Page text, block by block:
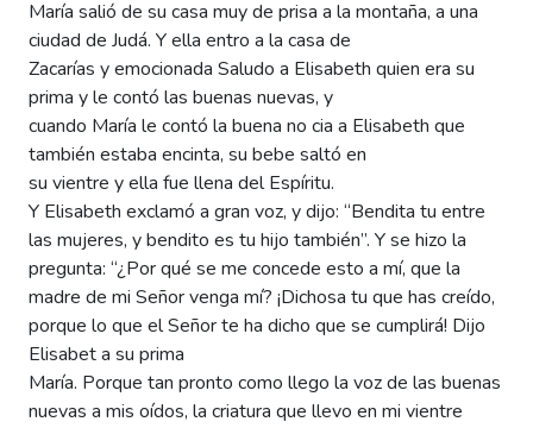
María salió de su casa muy de prisa a la montaña, a una
ciudad de Judá. Y ella entro a la casa de
Zacarías y emocionada Saludo a Elisabeth quien era su
prima y le contó las buenas nuevas, y
cuando María le contó la buena no cia a Elisabeth que
también estaba encinta, su bebe saltó en
su vientre y ella fue llena del Espíritu.
Y Elisabeth exclamó a gran voz, y dijo: “Bendita tu entre
las mujeres, y bendito es tu hijo también”. Y se hizo la
pregunta: “¿Por qué se me concede esto a mí, que la
madre de mi Señor venga mí? ¡Dichosa tu que has creído,
porque lo que el Señor te ha dicho que se cumplirá! Dijo
Elisabet a su prima
María. Porque tan pronto como llego la voz de las buenas
nuevas a mis oídos, la criatura que llevo en mi vientre